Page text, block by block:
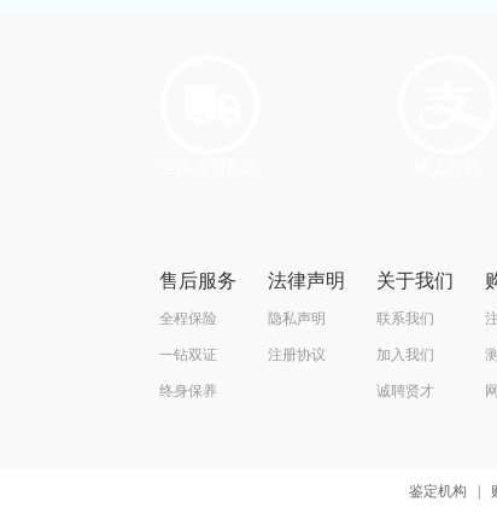
售后服务
全程保险
一钻双证
终身保养
法律声明
隐私声明
注册协议
关于我们
联系我们
加入我们
诚聘贤才
鉴定机构